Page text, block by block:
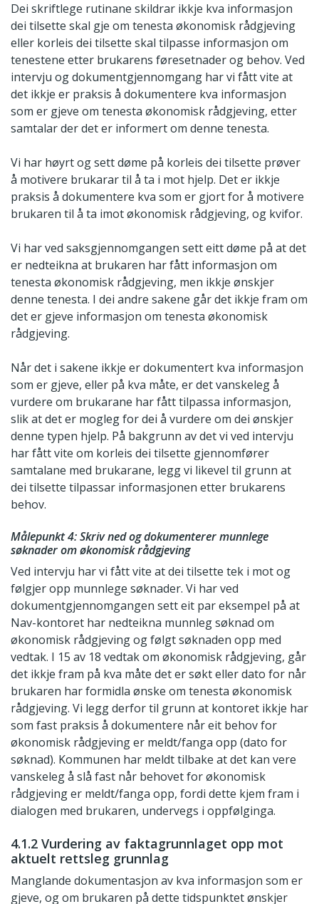
Dei skriftlege rutinane skildrar ikkje kva informasjon
dei tilsette skal gje om tenesta økonomisk rådgjeving
eller korleis dei tilsette skal tilpasse informasjon om
tenestene etter brukarens føresetnader og behov. Ved
intervju og dokumentgjennomgang har vi fått vite at
det ikkje er praksis å dokumentere kva informasjon
som er gjeve om tenesta økonomisk rådgjeving, etter
samtalar der det er informert om denne tenesta.
Vi har høyrt og sett døme på korleis dei tilsette prøver
å motivere brukarar til å ta i mot hjelp. Det er ikkje
praksis å dokumentere kva som er gjort for å motivere
brukaren til å ta imot økonomisk rådgjeving, og kvifor.
Vi har ved saksgjennomgangen sett eitt døme på at det
er nedteikna at brukaren har fått informasjon om
tenesta økonomisk rådgjeving, men ikkje ønskjer
denne tenesta. I dei andre sakene går det ikkje fram om
det er gjeve informasjon om tenesta økonomisk
rådgjeving.
Når det i sakene ikkje er dokumentert kva informasjon
som er gjeve, eller på kva måte, er det vanskeleg å
vurdere om brukarane har fått tilpassa informasjon,
slik at det er mogleg for dei å vurdere om dei ønskjer
denne typen hjelp. På bakgrunn av det vi ved intervju
har fått vite om korleis dei tilsette gjennomfører
samtalane med brukarane, legg vi likevel til grunn at
dei tilsette tilpassar informasjonen etter brukarens
behov.
Målepunkt 4: Skriv ned og dokumenterer munnlege
søknader om økonomisk rådgjeving
Ved intervju har vi fått vite at dei tilsette tek i mot og
følgjer opp munnlege søknader. Vi har ved
dokumentgjennomgangen sett eit par eksempel på at
Nav-kontoret har nedteikna munnleg søknad om
økonomisk rådgjeving og følgt søknaden opp med
vedtak. I 15 av 18 vedtak om økonomisk rådgjeving, går
det ikkje fram på kva måte det er søkt eller dato for når
brukaren har formidla ønske om tenesta økonomisk
rådgjeving. Vi legg derfor til grunn at kontoret ikkje har
som fast praksis å dokumentere når eit behov for
økonomisk rådgjeving er meldt/fanga opp (dato for
søknad). Kommunen har meldt tilbake at det kan vere
vanskeleg å slå fast når behovet for økonomisk
rådgjeving er meldt/fanga opp, fordi dette kjem fram i
dialogen med brukaren, undervegs i oppfølginga.
4.1.2 Vurdering av faktagrunnlaget opp mot
aktuelt rettsleg grunnlag
Manglande dokumentasjon av kva informasjon som er
gjeve, og om brukaren på dette tidspunktet ønskjer